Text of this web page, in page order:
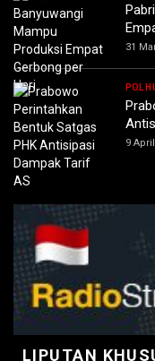
31
9
LIPUTAN